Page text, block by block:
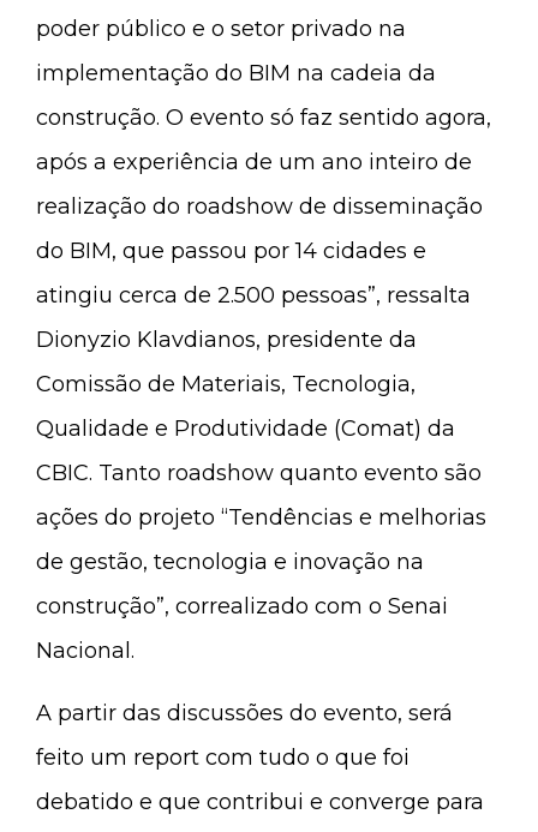
poder público e o setor privado na
implementação do BIM na cadeia da
construção. O evento só faz sentido agora,
após a experiência de um ano inteiro de
realização do roadshow de disseminação
do BIM, que passou por 14 cidades e
atingiu cerca de 2.500 pessoas”, ressalta
Dionyzio Klavdianos, presidente da
Comissão de Materiais, Tecnologia,
Qualidade e Produtividade (Comat) da
CBIC. Tanto roadshow quanto evento são
ações do projeto “Tendências e melhorias
de gestão, tecnologia e inovação na
construção”, correalizado com o Senai
Nacional.
A partir das discussões do evento, será
feito um report com tudo o que foi
debatido e que contribui e converge para